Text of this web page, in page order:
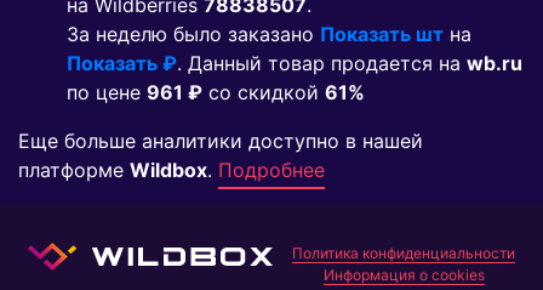
на Wildberries 78838507.
За неделю было заказано Показать шт на
Показать ₽. Данный товар продается на wb.ru
по цене 961 ₽ co скидкой 61%
Еще больше аналитики доступно в нашей
платформе Wildbox. Подробнее
Политика конфиденциальности
Информация о cookies